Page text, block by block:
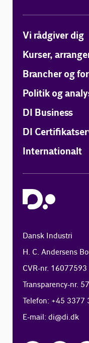
Vi rådgiver dig
Kurser,
Brancher og
Politik og
DI Business
DI
Internationalt
Dansk Industri
H. C. Andersens
CVR-nr. 16077593
Transparency-nr.
Telefon: +45 3377
E-mail:di@di.dk